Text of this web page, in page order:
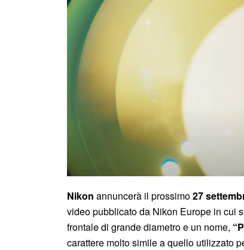
Nikon annuncerà il prossimo27
video pubblicato da Nikon Europe in cui
frontale di grande diametro e un nome,
carattere molto simile a quello utilizzato